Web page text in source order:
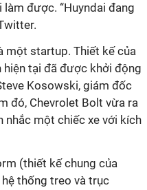
được. “Huyndai đang
một startup. Thiết kế của
tại đã được khởi động
Kosowski, giám đốc
đó, Chevrolet Bolt vừa ra
nhắc một chiếc xe với kích
(thiết kế chung của
thống treo và trục